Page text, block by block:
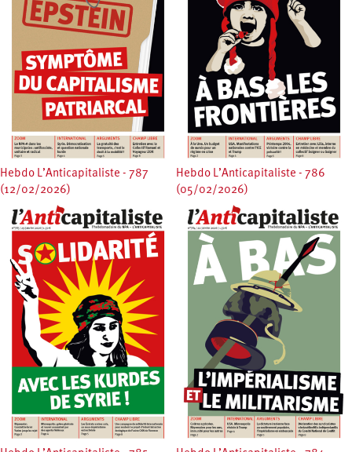
Hebdo L’Anticapitaliste - 787
(12/02/2026)
Hebdo L’Anticapitaliste - 786
(05/02/2026)